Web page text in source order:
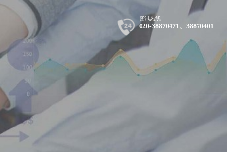
资讯热线
020-38870471、38870401